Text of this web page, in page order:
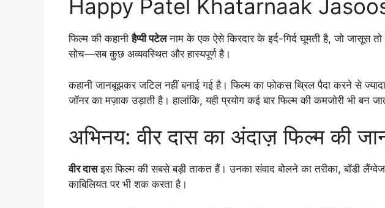
Happy Patel Khatarnaak Jasoos
फिल्म की कहानीहैप्पी पटेलनाम के एक ऐसे किरदार के इर्द-गिर्द घूमती है, जो जासूस
सोच—सब कुछ अव्यवस्थित और हास्यपूर्ण है।
कहानी जानबूझकर जटिल नहीं बनाई गई है। फिल्म का फोकस थ्रिल पैदा करने से
जॉनर का मज़ाक उड़ाती है। हालांकि, यही प्रयोग कई बार फिल्म की कमजोरी भी बन
अभिनय: वीर दास का अंदाज़ फिल्म की
वीर दासइस फिल्म की सबसे बड़ी ताकत हैं। उनका संवाद बोलने का तरीका, बॉडी
काबिलियत पर भी शक करता है।